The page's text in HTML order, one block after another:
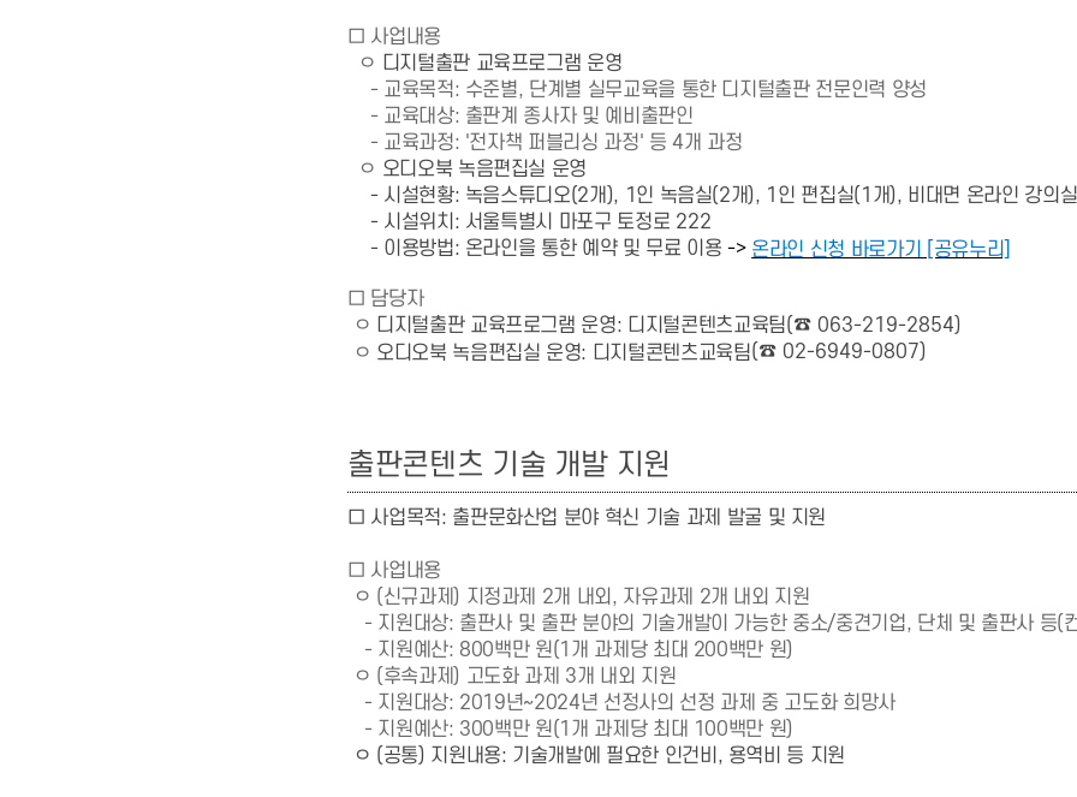
□ 사업내용
ㅇ 디지털출판 교육프로그램 운영
- 교육목적: 수준별, 단계별 실무교육을 통한 디지털출판 전문인력 양성
- 교육대상: 출판계 종사자 및 예비출판인
- 교육과정: '전자책 퍼블리싱 과정' 등 4개 과정
ㅇ 오디오북 녹음편집실 운영
- 시설현황: 녹음스튜디오(2개), 1인 녹음실(2개), 1인 편집실(1개), 비대면 온라인 강의
- 시설위치: 서울특별시 마포구 토정로 222
- 이용방법: 온라인을 통한 예약 및 무료 이용 -> 온라인 신청 바로가기 [공유누리]
□ 담당자
ㅇ 디지털출판 교육프로그램 운영: 디지털콘텐츠교육팀(☎ 063-219-2854)
ㅇ 오디오북 녹음편집실 운영: 디지털콘텐츠교육팀(☎ 02-6949-0807)
출판콘텐츠 기술 개발 지원
□ 사업목적: 출판문화산업 분야 혁신 기술 과제 발굴 및 지원
□ 사업내용
ㅇ (신규과제) 지정과제 2개 내외, 자유과제 2개 내외 지원
- 지원대상: 출판사 및 출판 분야의 기술개발이 가능한 중소/중견기업, 단체 및 출판사 등(
- 지원예산: 800백만 원(1개 과제당 최대 200백만 원)
ㅇ (후속과제) 고도화 과제 3개 내외 지원
- 지원대상: 2019년~2024년 선정사의 선정 과제 중 고도화 희망사
- 지원예산: 300백만 원(1개 과제당 최대 100백만 원)
ㅇ (공통) 지원내용: 기술개발에 필요한 인건비, 용역비 등 지원